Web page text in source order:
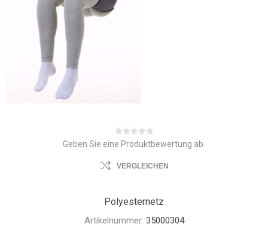
Geben Sie eine Produktbewertung ab.
VERGLEICHEN
Polyesternetz
Artikelnummer: 35000304